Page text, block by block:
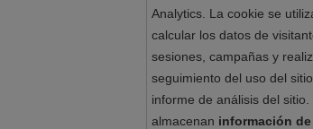
Analytics. La cookie se
calcular los datos de
sesiones, campañas y
seguimiento del uso del
informe de análisis del
almacenan información